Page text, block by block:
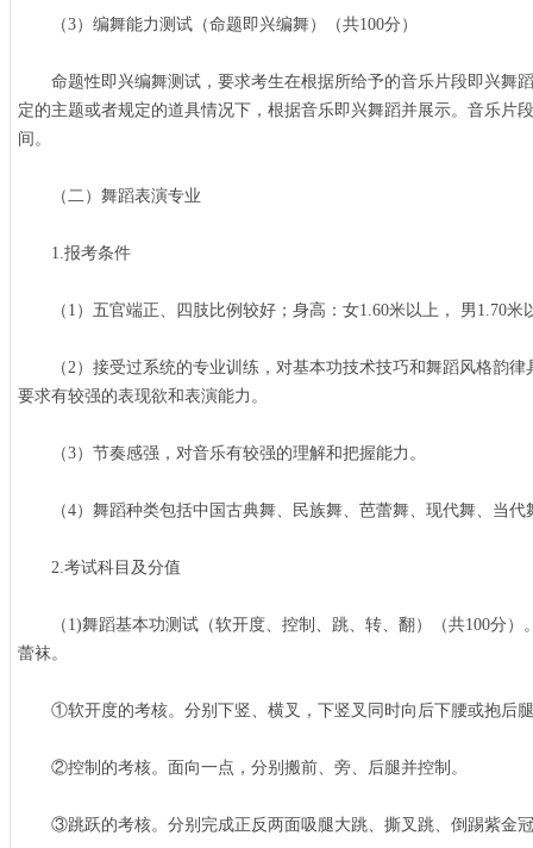
（3）编舞能力测试（命题即兴编舞）（共100分）
命题性即兴编舞测试，要求考生在根据所给予的音乐片段即兴舞
定的主题或者规定的道具情况下，根据音乐即兴舞蹈并展示。音乐片
间。
（二）舞蹈表演专业
1.报考条件
（1）五官端正、四肢比例较好；身高：女1.60米以上， 男1.70米
（2）接受过系统的专业训练，对基本功技术技巧和舞蹈风格韵律
要求有较强的表现欲和表演能力。
（3）节奏感强，对音乐有较强的理解和把握能力。
（4）舞蹈种类包括中国古典舞、民族舞、芭蕾舞、现代舞、当代
2.考试科目及分值
（1)舞蹈基本功测试（软开度、控制、跳、转、翻）（共100分）
蕾袜。
①软开度的考核。分别下竖、横叉，下竖叉同时向后下腰或抱后
②控制的考核。面向一点，分别搬前、旁、后腿并控制。
③跳跃的考核。分别完成正反两面吸腿大跳、撕叉跳、倒踢紫金冠